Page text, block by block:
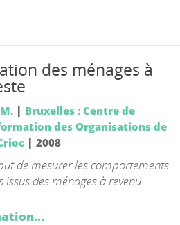
des ménages à
| Bruxelles : Centre de
des Organisations de
| 2008
de mesurer les comportements
des ménages à revenu